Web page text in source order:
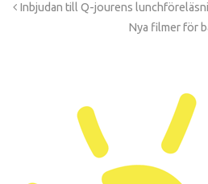
Inbjudan till Q-jourens
Nya filmer för